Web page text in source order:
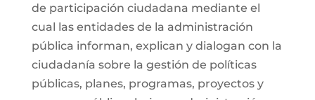
de participación ciudadana mediante el
cual las entidades de la administración
pública informan, explican y dialogan con la
ciudadanía sobre la gestión de políticas
públicas, planes, programas, proyectos y